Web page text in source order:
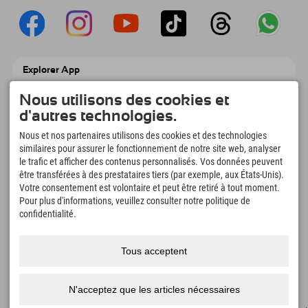
Explorer App
Explorer à emporter avec aperçu de vos
réservations, liste de choses à faire, aperçu
des restaurants et bien plus encore.
Téléchargez-le maintenant !
L'heure des moments d'exploration
166
Lacs de montagne et
piscines d'aventure
4.634 km
Pistes de ski et de
Nous utilisons des cookies et
d'autres technologies.
Nous et nos partenaires utilisons des cookies et des technologies
similaires pour assurer le fonctionnement de notre site web, analyser
le trafic et afficher des contenus personnalisés. Vos données peuvent
être transférées à des prestataires tiers (par exemple, aux États-Unis).
Votre consentement est volontaire et peut être retiré à tout moment.
Pour plus d'informations, veuillez consulter notre politique de
confidentialité.
Tous acceptent
N'acceptez que les articles nécessaires